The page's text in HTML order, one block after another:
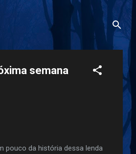
semana
pouco da história dessa lenda